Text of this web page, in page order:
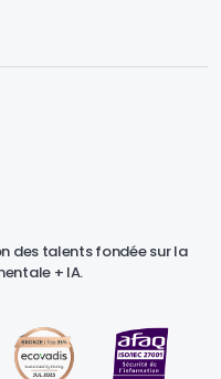
des talents fondée sur la
+ IA.